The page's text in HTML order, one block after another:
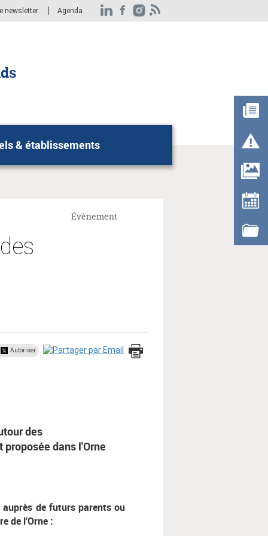
newsletter Agenda
& établissements
Évènement
Autoriser
des
dans l'Orne
de futurs parents ou
de l’Orne :